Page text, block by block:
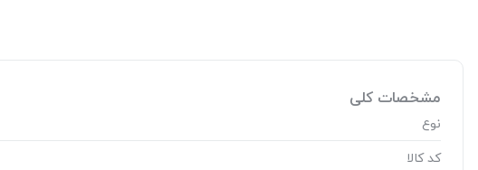
مشخصات کلی
نوع
کد کالا